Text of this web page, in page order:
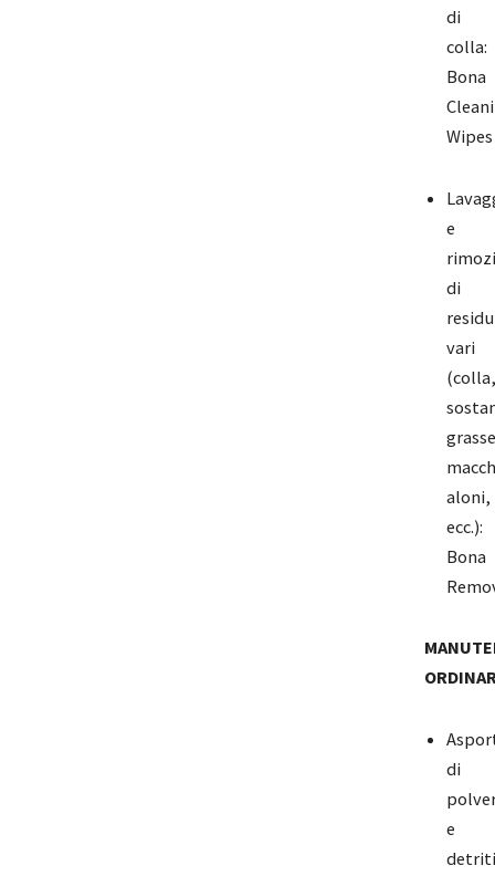
di
colla:
Bona
Wipes
e
di
vari
(colla,
aloni,
ecc.):
Bona
di
e